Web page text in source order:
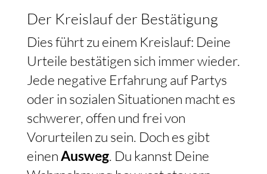
Der Kreislauf der Bestätigung
Dies führt zu einem Kreislauf: Deine
Urteile bestätigen sich immer wieder.
Jede negative Erfahrung auf Partys
oder in sozialen Situationen macht es
schwerer, offen und frei von
Vorurteilen zu sein. Doch es gibt
einenAusweg. Du kannst Deine